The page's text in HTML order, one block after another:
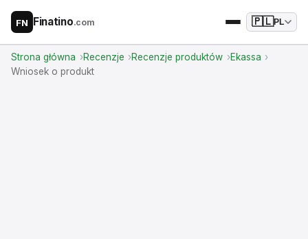
FN Finatino.com 🇵🇱PL
Strona główna Recenzje Recenzje produktów
Ekassa
Wniosek o produkt